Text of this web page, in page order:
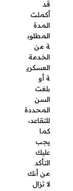
إعداد
معروض
طلب
التقاعد
العسكري
أول خطوة
هيكتابة
خطاب
رسمي
موجه إلى
الجهة
المعنية
بالتقاعد
العسكري،